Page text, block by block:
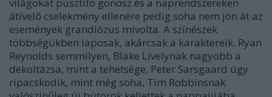
világokat pusztító gonosz és a naprendszereken
átívelő cselekmény ellenére pedig soha nem jön át az
események grandiózus mivolta. A színészek
többségükben laposak, akárcsak a karaktereik. Ryan
Reynolds semmilyen, Blake Livelynak nagyobb a
dekoltázsa, mint a tehetsége, Peter Sarsgaard úgy
ripacskodik, mint még soha, Tim Robbinsnak